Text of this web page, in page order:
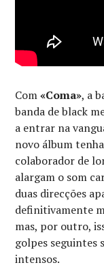
Com«Coma», a
banda de black
a entrar na
novo álbum
colaborador de
alargam o som
duas direcções
definitivamente
mas, por outro,
golpes seguintes
intensos.